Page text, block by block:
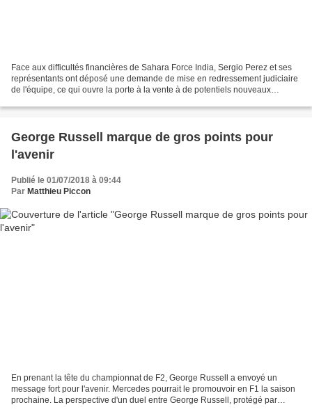
Face aux difficultés financières de Sahara Force India, Sergio Perez et ses
représentants ont déposé une demande de mise en redressement judiciaire
de l'équipe, ce qui ouvre la porte à la vente à de potentiels nouveaux
George Russell marque de gros points pour
l'avenir
Publié le 01/07/2018 à 09:44
Par Matthieu Piccon
En prenant la tête du championnat de F2, George Russell a envoyé un
message fort pour l'avenir. Mercedes pourrait le promouvoir en F1 la saison
prochaine. La perspective d'un duel entre George Russell, protégé par